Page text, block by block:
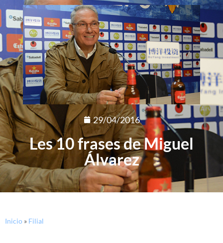
29/04/2016
Les 10 frases de Miguel
Álvarez
Inicio » Filial